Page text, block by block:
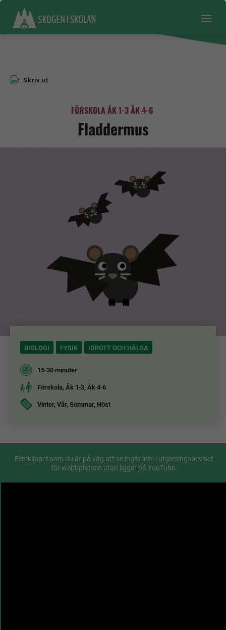
Skriv ut
FÖRSKOLAÅK 1-3ÅK 4-6
Fladdermus
BIOLOGI FYSIK IDROTT OCH HÄLSA
15-30 minuter
Förskola, Åk 1-3, Åk 4-6
Vinter, Vår, Sommar, Höst
Filmklippet som du är på väg att se ingår inte i utgivningsbeviset
för webbplatsen utan ligger på YouTube.